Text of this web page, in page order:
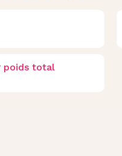
poids total